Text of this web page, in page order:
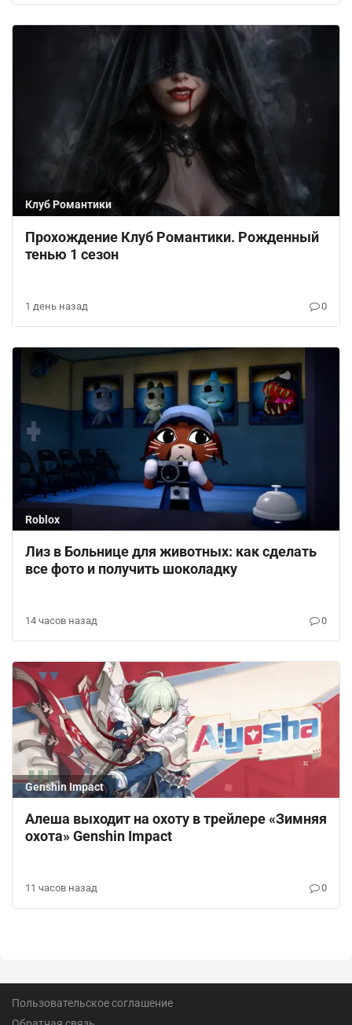
Клуб Романтики
Прохождение Клуб Романтики. Рожденный
тенью 1 сезон
1 день назад 0
Roblox
Лиз в Больнице для животных: как сделать
все фото и получить шоколадку
14 часов назад 0
Genshin Impact
Алеша выходит на охоту в трейлере «Зимняя
охота» Genshin Impact
11 часов назад 0
Пользовательское соглашение